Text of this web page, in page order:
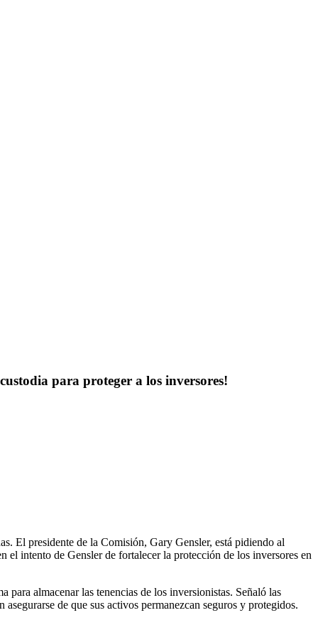
para proteger a los inversores!
El presidente de la Comisión, Gary Gensler, está pidiendo al
el intento de Gensler de fortalecer la protección de los inversores en
almacenar las tenencias de los inversionistas. Señaló las
de que sus activos permanezcan seguros y protegidos.